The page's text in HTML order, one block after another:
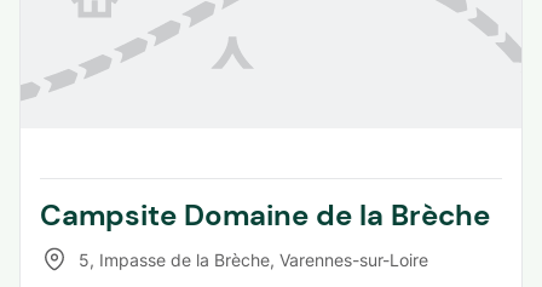
Campsite Domaine de la Brèche
5, Impasse de la Brèche, Varennes-sur-Loire